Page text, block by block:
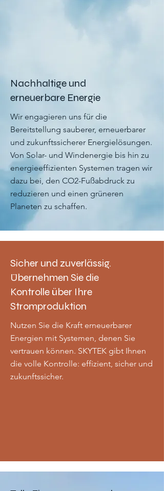
Nachhaltige und
erneuerbare Energie
Wir engagieren uns für die
Bereitstellung sauberer, erneuerbarer
und zukunftssicherer Energielösungen.
Von Solar- und Windenergie bis hin zu
energieeffizienten Systemen tragen wir
dazu bei, den CO2-Fußabdruck zu
reduzieren und einen grüneren
Planeten zu schaffen.
Sicher und zuverlässig.
Übernehmen Sie die
Kontrolle über Ihre
Stromproduktion
Nutzen Sie die Kraft erneuerbarer
Energien mit Systemen, denen Sie
vertrauen können. SKYTEK gibt Ihnen
die volle Kontrolle: effizient, sicher und
zukunftssicher.